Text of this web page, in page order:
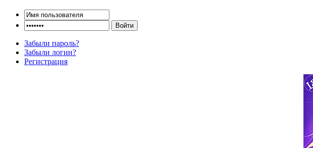
Забыли пароль?
Забыли логин?
Регистрация